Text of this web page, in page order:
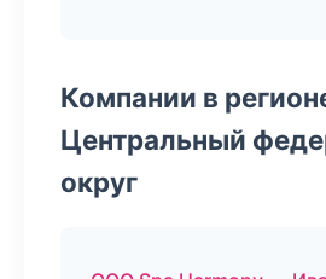
Компании в
Центральный
округ